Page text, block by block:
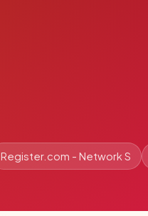
Register.com - Network S